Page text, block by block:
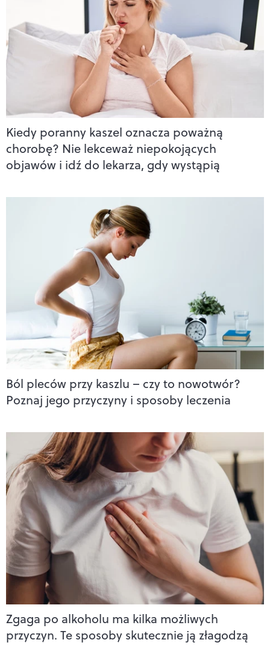
Kiedy poranny kaszel oznacza poważną
chorobę? Nie lekceważ niepokojących
objawów i idź do lekarza, gdy wystąpią
Ból pleców przy kaszlu – czy to nowotwór?
Poznaj jego przyczyny i sposoby leczenia
Zgaga po alkoholu ma kilka możliwych
przyczyn. Te sposoby skutecznie ją złagodzą